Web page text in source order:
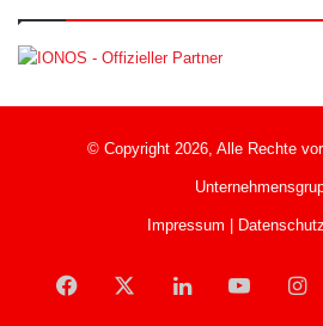
© Copyright 2026, Alle Rechte
Impressum
Facebook LinkedInYouTube